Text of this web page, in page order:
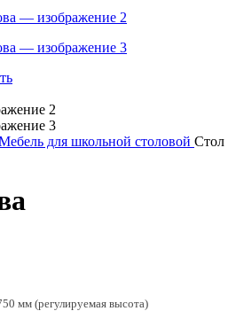
для школьной столовой Стол
мм (регулируемая высота)